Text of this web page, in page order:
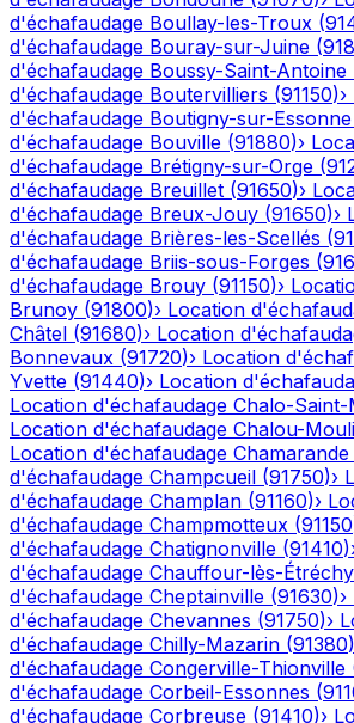
d'échafaudage Boullay-les-Troux (
d'échafaudage Bouray-sur-Juine (
d'échafaudage Boussy-Saint-Antoine
d'échafaudage Boutervilliers (91150)›
d'échafaudage Boutigny-sur-Essonne
d'échafaudage Bouville (91880)›
d'échafaudage Brétigny-sur-Orge (
d'échafaudage Breuillet (91650)›
d'échafaudage Breux-Jouy (91650)›
d'échafaudage Brières-les-Scellés (
d'échafaudage Briis-sous-Forges (
d'échafaudage Brouy (91150)›
Brunoy (91800)› Location
Châtel (91680)› Location
Bonnevaux (91720)› Location
Yvette (91440)› Location
Location d'échafaudage Chalo-Saint-
Location d'échafaudage Chalou-
Location d'échafaudage Chamarande
d'échafaudage Champcueil (91750)›
d'échafaudage Champlan (91160)›
d'échafaudage Champmotteux (91150
d'échafaudage Chatignonville (91410)
d'échafaudage Chauffour-lès-Étréchy
d'échafaudage Cheptainville (91630)›
d'échafaudage Chevannes (91750)›
d'échafaudage Chilly-Mazarin (91380)
d'échafaudage Congerville-Thionville
d'échafaudage Corbeil-Essonnes (
d'échafaudage Corbreuse (91410)›